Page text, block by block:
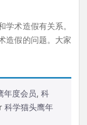
术造假有关系。
造假的问题。大家
年度会员, 科
科学猫头鹰年